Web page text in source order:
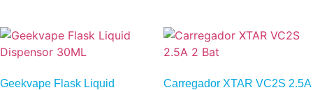
Geekvape Flask Liquid
Carregador XTAR VC2S 2.5A